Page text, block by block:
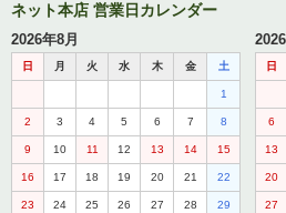
ネット本店 営業日カレンダー
2026年8月
日 月 火 水 木 金 土
1
2 3 4 5 6 7 8
9 10 11 12 13 14 15
16 17 18 19 20 21 22
23 24 25 26 27 28 29
日
6
13
20
27